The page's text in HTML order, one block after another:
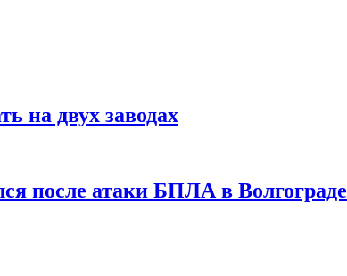
на двух заводах
после атаки БПЛА в Волгограде